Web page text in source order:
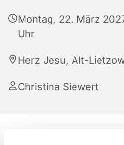
Montag, 22. März
Uhr
Herz Jesu, Alt-
Christina Siewert